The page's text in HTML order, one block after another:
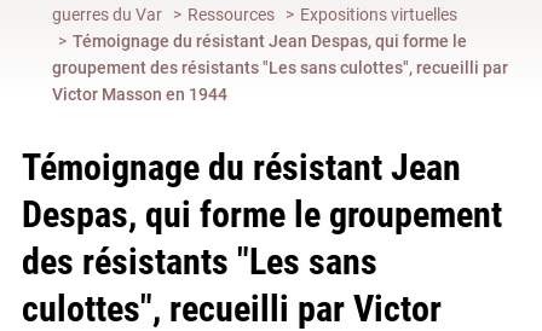
guerres du Var
Ressources
Expositions virtuelles
Témoignage du résistant Jean Despas, qui forme le
groupement des résistants "Les sans culottes", recueilli par
Victor Masson en 1944
Témoignage du résistant Jean
Despas, qui forme le groupement
des résistants "Les sans
culottes", recueilli par Victor